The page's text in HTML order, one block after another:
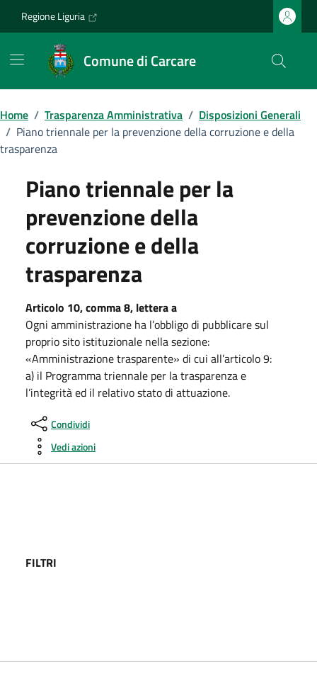
Regione Liguria
Comune di Carcare
Home / Trasparenza Amministrativa / Disposizioni Generali
/ Piano triennale per la prevenzione della corruzione e della
trasparenza
Piano triennale per la
prevenzione della
corruzione e della
trasparenza
Articolo 10, comma 8, lettera a
Ogni amministrazione ha l’obbligo di pubblicare sul
proprio sito istituzionale nella sezione:
«Amministrazione trasparente» di cui all’articolo 9:
a) il Programma triennale per la trasparenza e
l’integrità ed il relativo stato di attuazione.
Condividi
Vedi azioni
FILTRI